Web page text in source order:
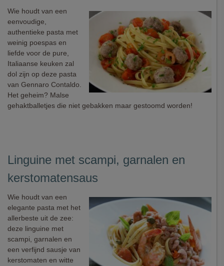
Wie houdt van een
eenvoudige,
authentieke pasta met
weinig poespas en
liefde voor de pure,
Italiaanse keuken zal
dol zijn op deze pasta
van Gennaro Contaldo.
Het geheim? Malse
gehaktballetjes die niet gebakken maar gestoomd worden!
Linguine met scampi, garnalen en
kerstomatensaus
Wie houdt van een
elegante pasta met het
allerbeste uit de zee:
deze linguine met
scampi, garnalen en
een verfijnd sausje van
kerstomaten en witte